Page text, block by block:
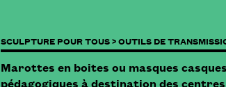
SCULPTURE POUR TOUS >OUTILS DE
Marottes en boites ou masques
pédagogiques à destination des